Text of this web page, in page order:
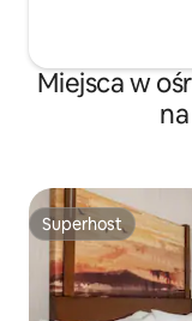
Miejsca w
Superhost
Superhost